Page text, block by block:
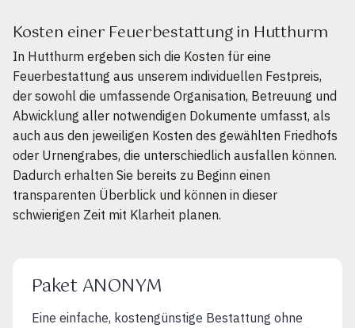
Kosten einer Feuerbestattung in Hutthurm
In Hutthurm ergeben sich die Kosten für eine
Feuerbestattung aus unserem individuellen Festpreis,
der sowohl die umfassende Organisation, Betreuung und
Abwicklung aller notwendigen Dokumente umfasst, als
auch aus den jeweiligen Kosten des gewählten Friedhofs
oder Urnengrabes, die unterschiedlich ausfallen können.
Dadurch erhalten Sie bereits zu Beginn einen
transparenten Überblick und können in dieser
schwierigen Zeit mit Klarheit planen.
Paket ANONYM
Eine einfache, kostengünstige Bestattung ohne